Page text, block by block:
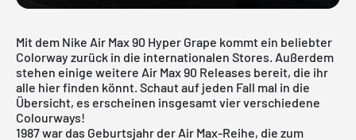
Mit dem Nike Air Max 90 Hyper Grape kommt ein beliebter
Colorway zurück in die internationalen Stores. Außerdem
stehen einige weitere Air Max 90 Releases bereit, die ihr
alle hier finden könnt. Schaut auf jeden Fall mal in die
Übersicht, es erscheinen insgesamt vier verschiedene
Colourways!
1987 war das Geburtsjahr der Air Max-Reihe, die zum